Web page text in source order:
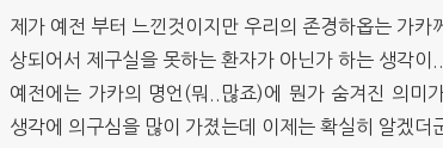
제가 예전 부터 느낀것이지만 우리의 존경하옵는 가
상되어서 제구실을 못하는 환자가 아닌가 하는 생각이...
예전에는 가카의 명언(뭐..많죠)에 뭔가 숨겨진 의미
생각에 의구심을 많이 가졌는데 이제는 확실히 알겠더